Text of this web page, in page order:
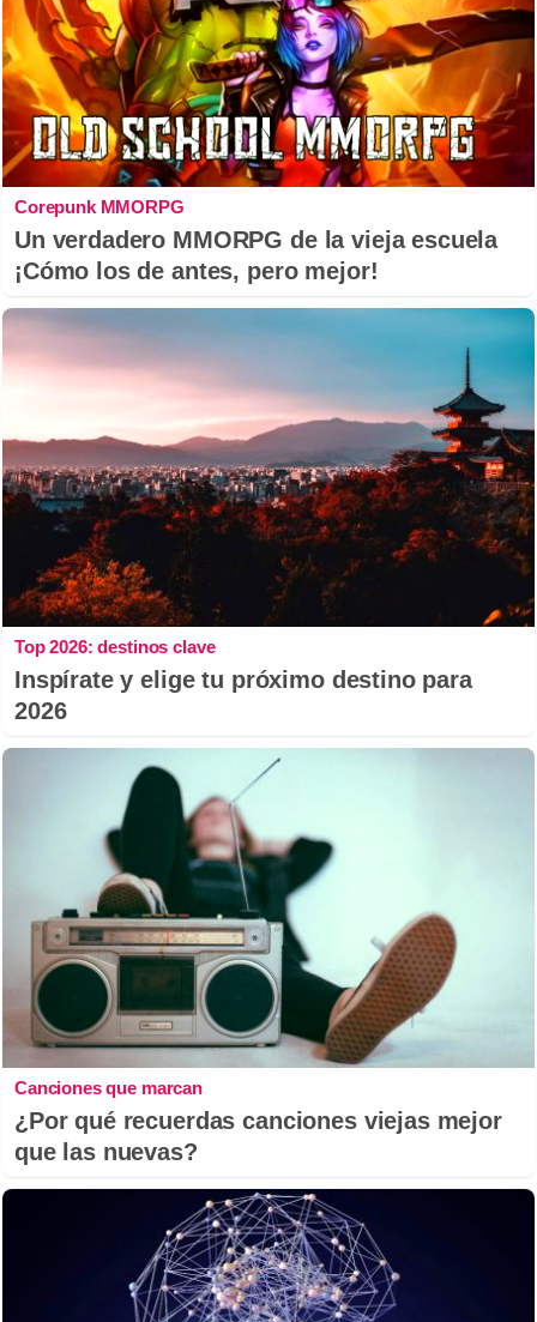
Corepunk MMORPG
Un verdadero MMORPG de la vieja escuela
¡Cómo los de antes, pero mejor!
Top 2026: destinos clave
Inspírate y elige tu próximo destino para
2026
Canciones que marcan
¿Por qué recuerdas canciones viejas mejor
que las nuevas?